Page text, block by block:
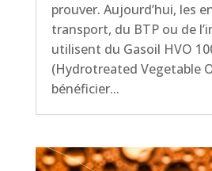
prouver. Aujourd’hui, les
transport, du BTP ou de
utilisent du Gasoil HVO
(Hydrotreated Vegetable
bénéficier...